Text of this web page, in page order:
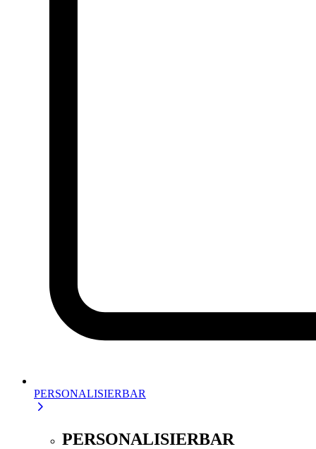
PERSONALISIERBAR
PERSONALISIERBAR